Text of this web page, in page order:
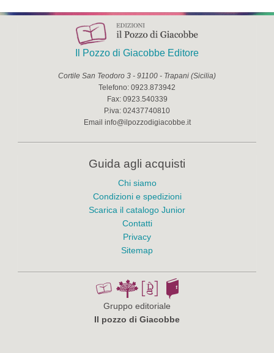
Il Pozzo di Giacobbe Editore
Cortile San Teodoro 3 - 91100 - Trapani (Sicilia)
Telefono: 0923.873942
Fax: 0923.540339
P.iva: 02437740810
Email info@ilpozzodigiacobbe.it
Guida agli acquisti
Chi siamo
Condizioni e spedizioni
Scarica il catalogo Junior
Contatti
Privacy
Sitemap
Gruppo editoriale
Il pozzo di Giacobbe